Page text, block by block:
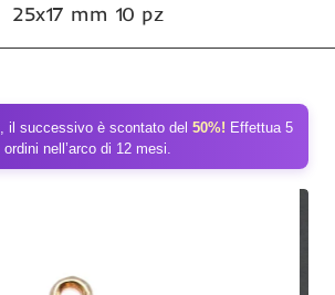
25x17 mm 10 pz
, il successivo è scontato del 50%! Effettua 5
ordini nell’arco di 12 mesi.